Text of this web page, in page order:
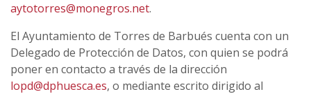
aytotorres@monegros.net.
El Ayuntamiento de Torres de Barbués cuenta con un
Delegado de Protección de Datos, con quien se podrá
poner en contacto a través de la dirección
lopd@dphuesca.es, o mediante escrito dirigido al